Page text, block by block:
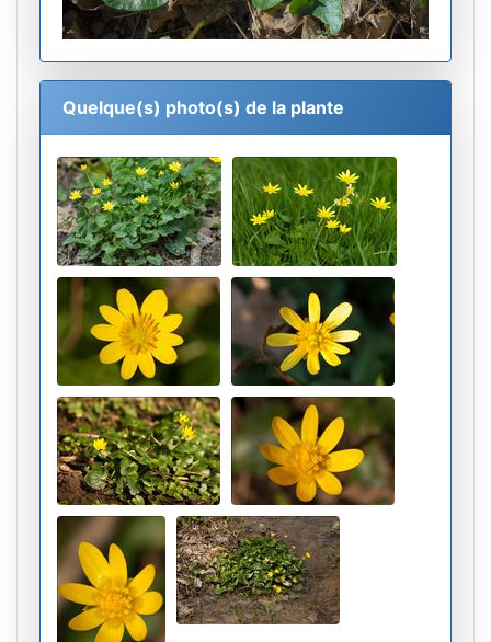
Quelque(s) photo(s) de la plante